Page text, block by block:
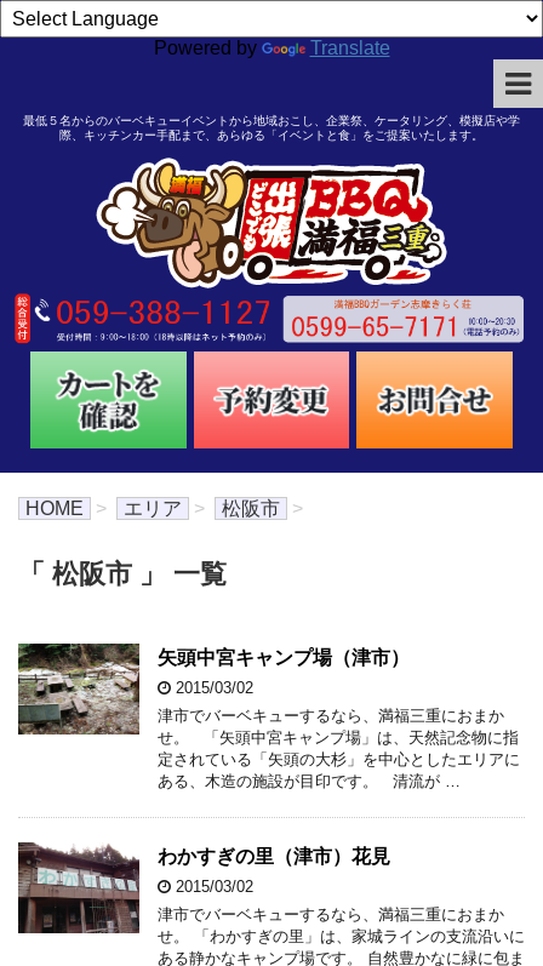
Powered by Translate
最低５名からのバーベキューイベントから地域おこし、企業祭、ケータリング、模擬店や学
際、キッチンカー手配まで、あらゆる「イベントと食」をご提案いたします。
HOME > エリア > 松阪市 >
「 松阪市 」 一覧
矢頭中宮キャンプ場（津市）
2015/03/02
津市でバーベキューするなら、満福三重におまか
せ。 「矢頭中宮キャンプ場」は、天然記念物に指
定されている「矢頭の大杉」を中心としたエリアに
ある、木造の施設が目印です。 清流が …
わかすぎの里（津市）花見
2015/03/02
津市でバーベキューするなら、満福三重におまか
せ。 「わかすぎの里」は、家城ラインの支流沿いに
ある静かなキャンプ場です。 自然豊かなに緑に包ま